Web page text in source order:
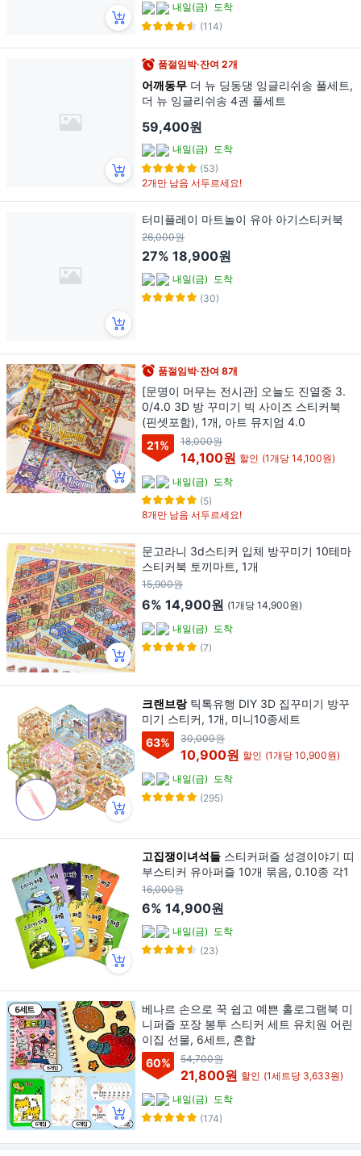
내일(금) 도착
(114)
품절임박·잔여 2개
어깨동무 더 뉴 딩동댕 잉글리쉬송 풀세트,
더 뉴 잉글리쉬송 4권 풀세트
59,400원
내일(금) 도착
(53)
2개만 남음 서두르세요!
터미플레이 마트놀이 유아 아기스티커북
26,000원
27% 18,900원
내일(금)
도착
(30)
품절임박·잔여 8개
[문명이 머무는 전시관] 오늘도 진열중 3.
0/4.0 3D 방 꾸미기 빅 사이즈 스티커북
(핀셋포함), 1개, 아트 뮤지엄 4.0
21% 18,000원
14,100원 할인 (1개당 14,100원)
내일(금)
도착
(5)
8개만 남음 서두르세요!
문고라니 3d스티커 입체 방꾸미기 10테마
스티커북 토끼마트, 1개
15,900원
6% 14,900원 (1개당 14,900원)
내일(금)
도착
(7)
크랜브랑 틱톡유행 DIY 3D 집꾸미기 방꾸
미기 스티커, 1개, 미니10종세트
63% 30,000원
10,900원 할인 (1개당 10,900원)
내일(금)
도착
(295)
고집쟁이녀석들 스티커퍼즐 성경이야기 띠
부스티커 유아퍼즐 10개 묶음, 0.10종 각1
16,000원
6% 14,900원
내일(금)
도착
(23)
베나르 손으로 꾹 쉽고 예쁜 홀로그램북 미
니퍼즐 포장 봉투 스티커 세트 유치원 어린
이집 선물, 6세트, 혼합
60% 54,700원
21,800원 할인 (1세트당 3,633원)
내일(금)
도착
(174)